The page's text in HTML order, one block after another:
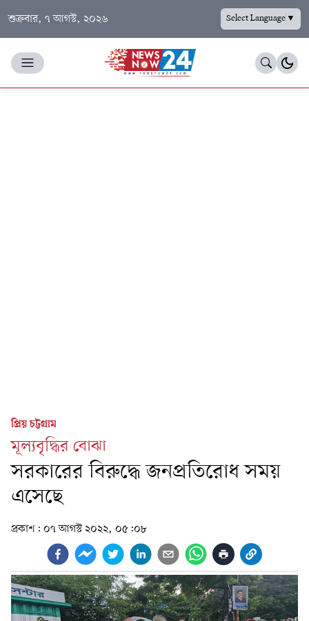
শুক্রবার, ৭ আগস্ট, ২০২৬ Select Language▼
প্রিয় চট্টগ্রাম
মূল্যবৃদ্ধির বোঝা
সরকারের বিরুদ্ধে জনপ্রতিরোধ সময়
এসেছে
প্রকাশ: ০৭ আগস্ট ২০২২, ০৫:০৮